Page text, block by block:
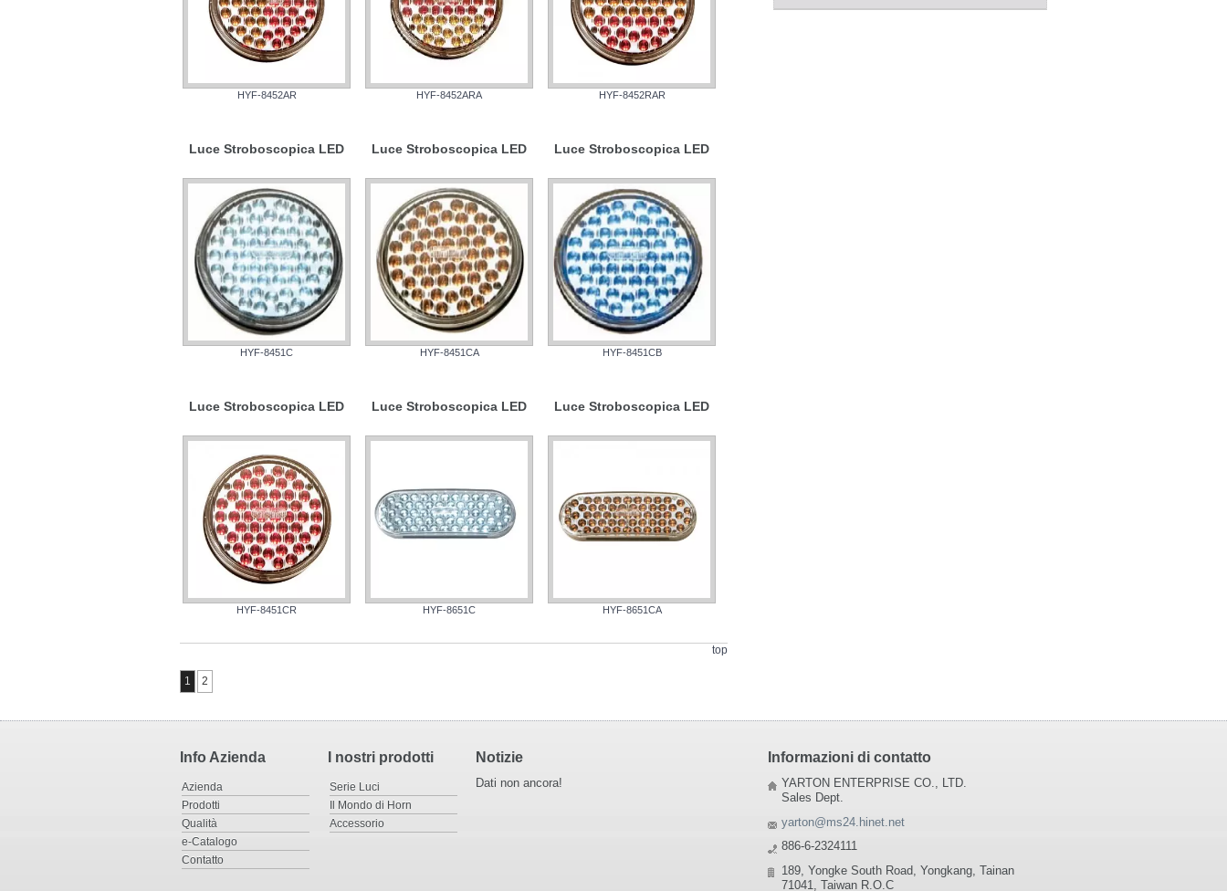
HYF-8452AR HYF-8452ARA HYF-8452RAR
Luce Stroboscopica LED
HYF-8451C
Luce Stroboscopica LED
HYF-8451CA
Luce Stroboscopica LED
HYF-8451CB
Luce Stroboscopica LED
HYF-8451CR
Luce Stroboscopica LED
HYF-8651C
Luce Stroboscopica LED
HYF-8651CA
top
1 2
Info Azienda
Azienda
Prodotti
Qualità
e-Catalogo
Contatto
I nostri prodotti
Serie Luci
Il Mondo di Horn
Accessorio
Notizie
Dati non ancora!
Informazioni di contatto
YARTON ENTERPRISE CO., LTD.
Sales Dept.
yarton@ms24.hinet.net
886-6-2324111
189, Yongke South Road, Yongkang, Tainan
71041, Taiwan R.O.C